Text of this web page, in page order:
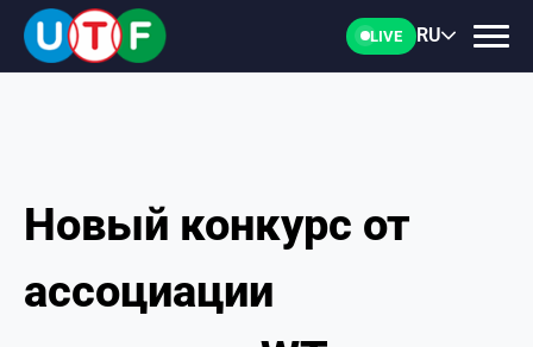
LIVE RU
ГЛАВНАЯ
ФТУ
Новый конкурс от
ассоциации